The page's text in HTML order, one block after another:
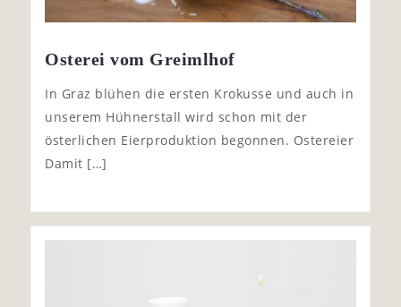
Osterei vom Greimlhof
In Graz blühen die ersten Krokusse und auch in
unserem Hühnerstall wird schon mit der
österlichen Eierproduktion begonnen. Ostereier
Damit […]